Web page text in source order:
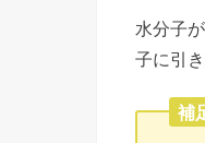
水分子
子に引
補